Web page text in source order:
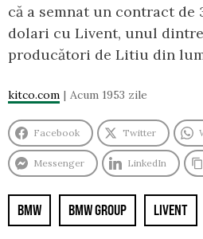
că a semnat un contract de
dolari cu Livent, unul
producători de Litiu din
kitco.com Acum 1953 zile
Facebook Twitter
Messenger LinkedIn
BMW BMW GROUP LIVENT